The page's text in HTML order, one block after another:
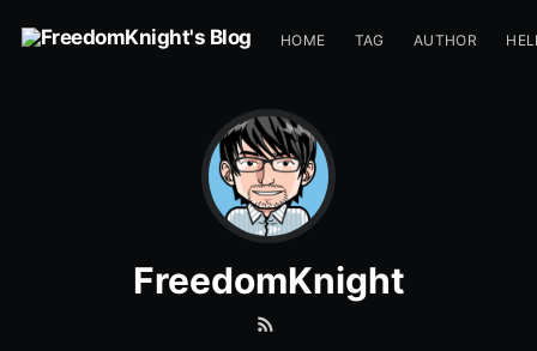
HOME TAG AUTHOR
FreedomKnight